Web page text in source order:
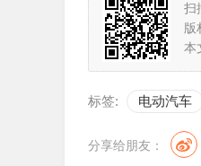
扫
版
本
标签: 电动汽车
分享给朋友：